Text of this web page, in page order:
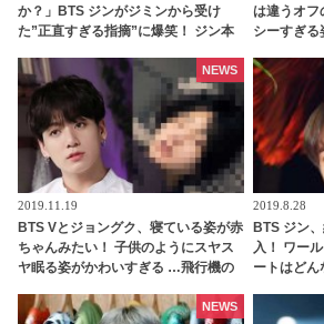
か？」BTS ジンがジミンから受け
た”正直すぎる指摘”に爆笑！ ジン本
セ”とは？ 弟の言うことを素直に受け
止めるジンの人柄にも注目
は違うオフ
シーすぎる
2019.11.19
BTS Vとジョングク、寝ている姿が赤
ちゃんみたい！ 子供のようにスヤス
ヤ眠る姿がかわいすぎる …飛行機の
すりの二人
NEWS
2019.8.28
BTS ジン
入！ ワー
ートはど
NEWS